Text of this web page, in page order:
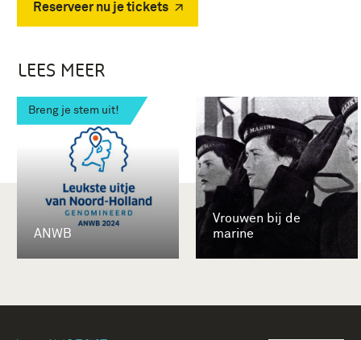
Reserveer nu je tickets
LEES MEER
Breng je stem uit!
ANWB
Vrouwen bij de
marine